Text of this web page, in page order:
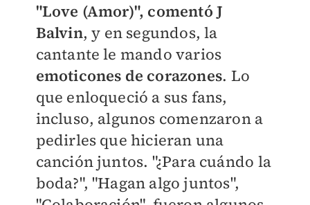
"Love (Amor)", comentó J
Balvin, y en segundos, la
cantante le mando varios
emoticones de corazones. Lo
que enloqueció a sus fans,
incluso, algunos comenzaron a
pedirles que hicieran una
canción juntos. "¿Para cuándo la
boda?", "Hagan algo juntos",